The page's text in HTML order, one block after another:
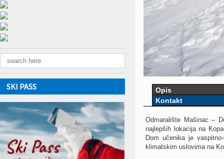
Opis
Kontakt
Odmaralište Mašinac –
najlepših lokacija na
Dom učenika je
klimatskim uslovima na
SKI PASS